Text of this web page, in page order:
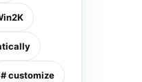
# customize